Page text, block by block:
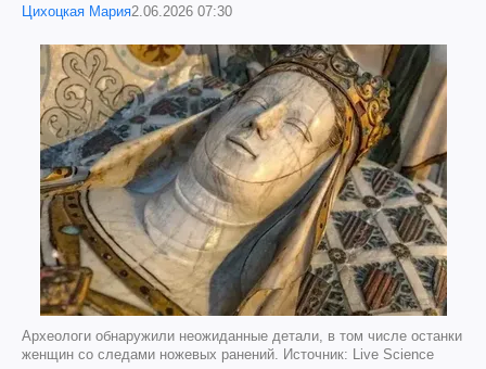
Цихоцкая Мария2.06.2026 07:30
Археологи обнаружили неожиданные детали, в том числе останки
женщин со следами ножевых ранений. Источник: Live Science